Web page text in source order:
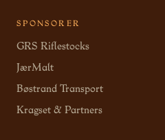
SPONSORER
GRS Riflestocks
JærMalt
Bøstrand Transport
Kragset & Partners